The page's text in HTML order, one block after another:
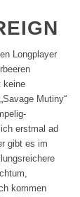
Longplayer
keine
Mutiny“
erstmal ad
gibt es im
kommen